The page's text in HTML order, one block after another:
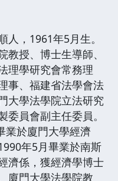
，1961年5月生。
授、博士生導師、
理學研究會常務理
事、福建省法學會法
大學法學院立法研究
員會副主任委員。
於廈門大學經濟
年5月畢業於南斯
濟係，獲經濟學博士
廈門大學法學院教